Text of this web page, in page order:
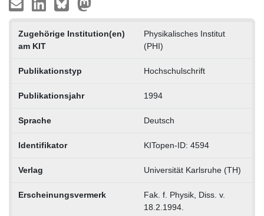
Zugehörige Institution(en)
am KIT
Physikalisches Institut
(PHI)
Publikationstyp Hochschulschrift
Publikationsjahr 1994
Sprache Deutsch
Identifikator KITopen-ID: 4594
Verlag Universität Karlsruhe (TH)
Erscheinungsvermerk
Fak. f. Physik, Diss. v.
18.2.1994.